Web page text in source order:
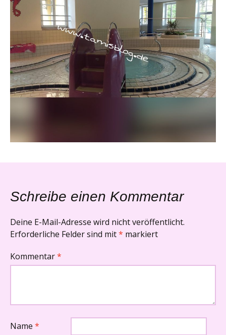
Schreibe einen Kommentar
Deine E-Mail-Adresse wird nicht veröffentlicht.
Erforderliche Felder sind mit* markiert
Kommentar*
Name *